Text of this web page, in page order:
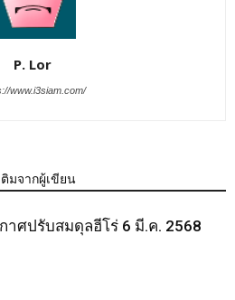
P. Lor
www.i3siam.com/
ติมจากผู้เขียน
าศปรับสมดุลฮีโร่ 6 มี.ค. 2568